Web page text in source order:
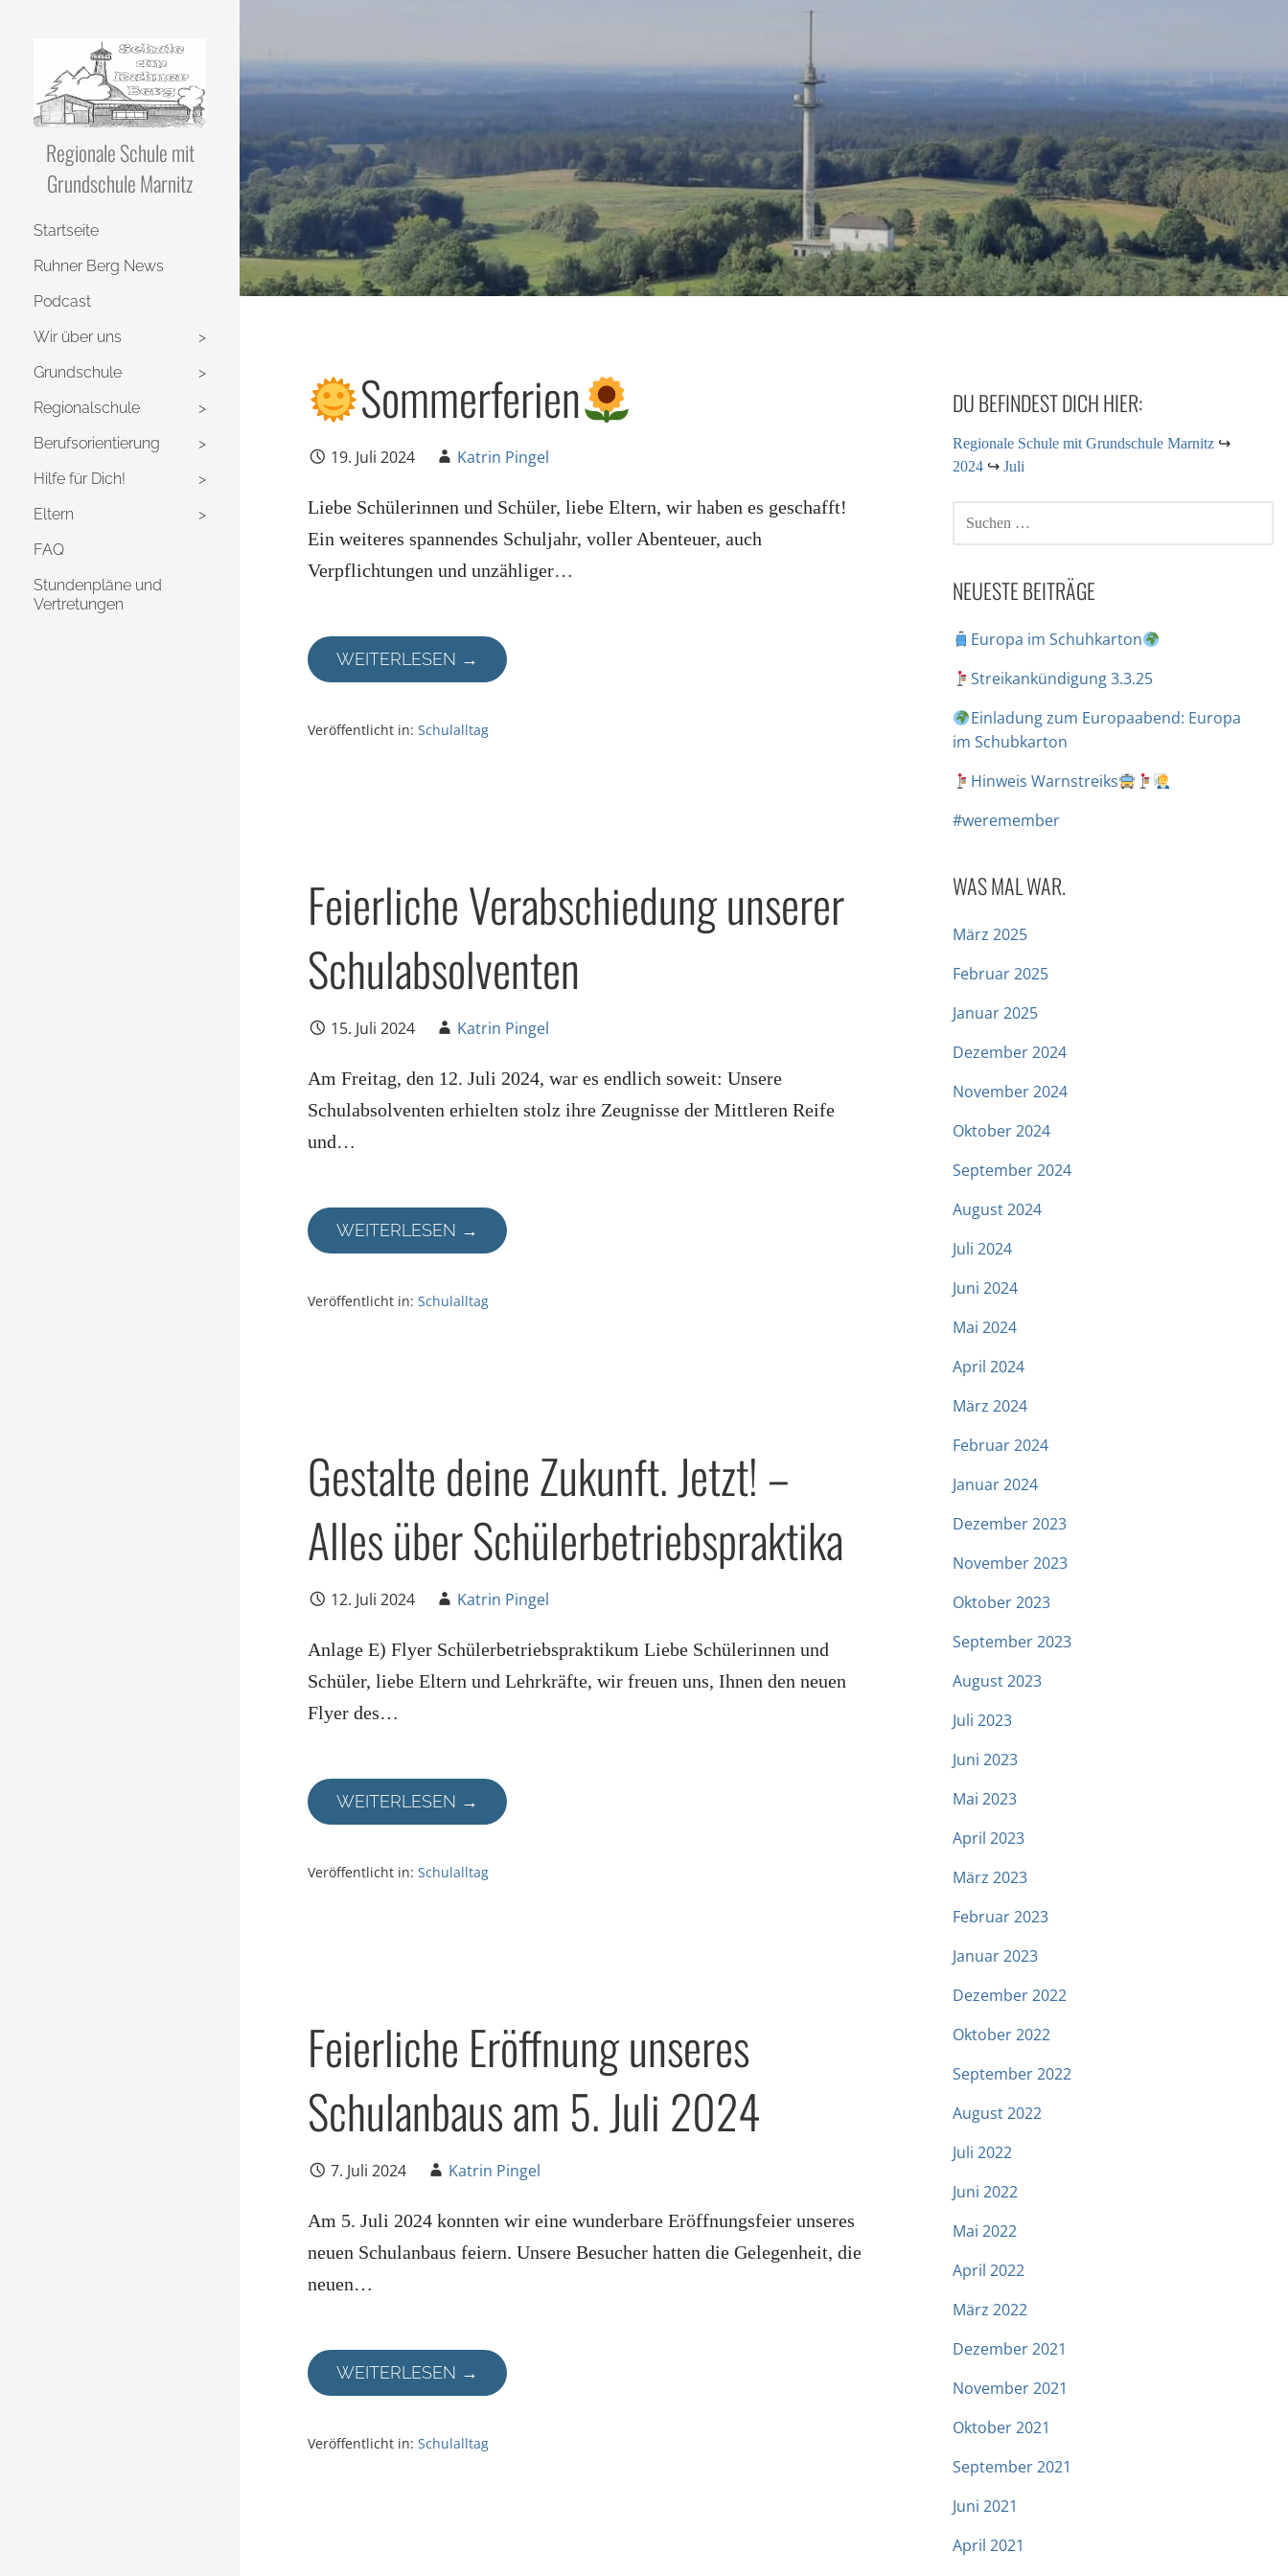
Regionale Schule mit
Grundschule Marnitz
Startseite
Ruhner Berg News
Podcast
Wir über uns
Grundschule
Regionalschule
Berufsorientierung
Hilfe für Dich!
Eltern
FAQ
Stundenpläne und
Vertretungen
Sommerferien
19. Juli 2024 Katrin Pingel
Liebe Schülerinnen und Schüler, liebe Eltern, wir haben es geschafft!
Ein weiteres spannendes Schuljahr, voller Abenteuer, auch
Verpflichtungen und unzähliger…
WEITERLESEN →
Veröffentlicht in: Schulalltag
Feierliche Verabschiedung unserer
Schulabsolventen
15. Juli 2024 Katrin Pingel
Am Freitag, den 12. Juli 2024, war es endlich soweit: Unsere
Schulabsolventen erhielten stolz ihre Zeugnisse der Mittleren Reife
und…
WEITERLESEN →
Veröffentlicht in: Schulalltag
Gestalte deine Zukunft. Jetzt! –
Alles über Schülerbetriebspraktika
12. Juli 2024 Katrin Pingel
Anlage E) Flyer Schülerbetriebspraktikum Liebe Schülerinnen und
Schüler, liebe Eltern und Lehrkräfte, wir freuen uns, Ihnen den neuen
Flyer des…
WEITERLESEN →
Veröffentlicht in: Schulalltag
Feierliche Eröffnung unseres
Schulanbaus am 5. Juli 2024
7. Juli 2024 Katrin Pingel
Am 5. Juli 2024 konnten wir eine wunderbare Eröffnungsfeier unseres
neuen Schulanbaus feiern. Unsere Besucher hatten die Gelegenheit, die
neuen…
WEITERLESEN →
Veröffentlicht in: Schulalltag
DU BEFINDEST DICH HIER:
Regionale Schule mit Grundschule Marnitz ↪
2024 ↪Juli
NEUESTE BEITRÄGE
Europa im Schuhkarton
Streikankündigung 3.3.25
Einladung zum Europaabend: Europa
im Schubkarton
Hinweis Warnstreiks
#weremember
WAS MAL WAR.
März 2025
Februar 2025
Januar 2025
Dezember 2024
November 2024
Oktober 2024
September 2024
August 2024
Juli 2024
Juni 2024
Mai 2024
April 2024
März 2024
Februar 2024
Januar 2024
Dezember 2023
November 2023
Oktober 2023
September 2023
August 2023
Juli 2023
Juni 2023
Mai 2023
April 2023
März 2023
Februar 2023
Januar 2023
Dezember 2022
Oktober 2022
September 2022
August 2022
Juli 2022
Juni 2022
Mai 2022
April 2022
März 2022
Dezember 2021
November 2021
Oktober 2021
September 2021
Juni 2021
April 2021